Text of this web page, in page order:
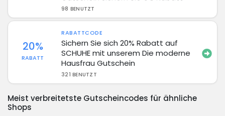
98 BENUTZT
20%
RABATT
RABATTCODE
Sichern Sie sich 20% Rabatt auf
SCHUHE mit unserem Die moderne
Hausfrau Gutschein
321 BENUTZT
Meist verbreitetste Gutscheincodes für ähnliche
Shops